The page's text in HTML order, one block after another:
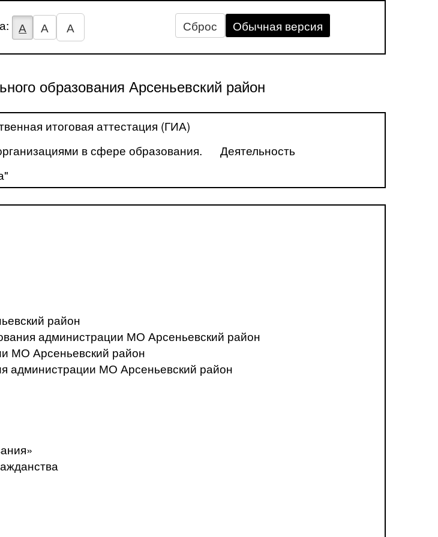
А А А Сброс Обычная версия
образования Арсеньевский район
итоговая аттестация (ГИА)
в сфере образования.
Деятельность
район
администрации МО Арсеньевский район
МО Арсеньевский район
администрации МО Арсеньевский район